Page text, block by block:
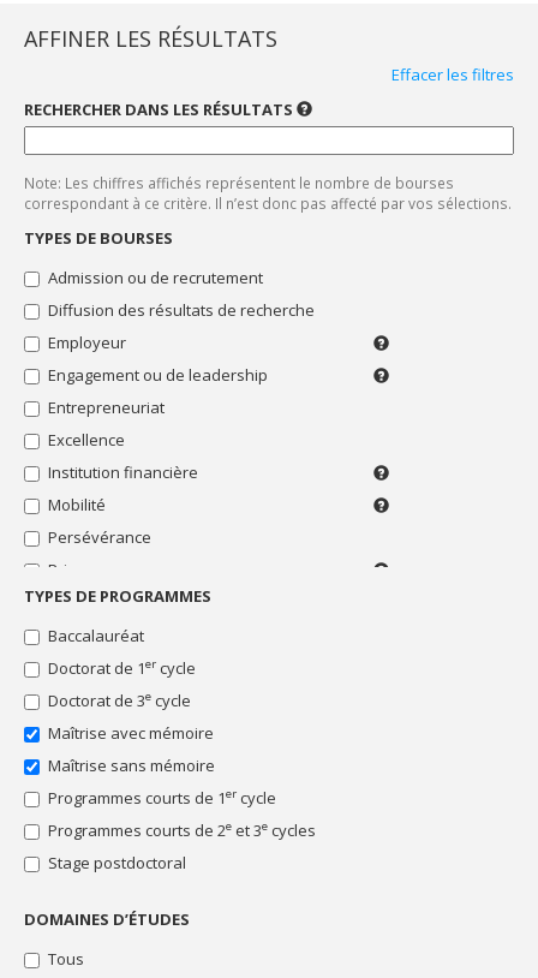
"Admission
Bourses
"Diffusion
résultats
recherche"
"Employeur"
Bourses
"Engagement
leadership"
Bourses
"Entrepreneuriat"
Bourses
"Excellence"
Bourses
Bourses
"Mobilité"
Bourses
"Persévérance"
Bourses
"Prix"
Bourses
Bourses
"Rédaction
mémoire
thèse"
AFFINER LES RÉSULTATS
Effacer les filtres
RECHERCHER DANS LES RÉSULTATS
UTILISEZ
UN
MOT-
À
LA
COMPTE.
Note: Les chiffres affichés représentent le nombre de bourses
correspondant à ce critère. Il n’est donc pas affecté par vos sélections.
TYPES DE BOURSES
Admission ou de recrutement
Diffusion des résultats de recherche
Employeur
Employeur
syndicat
de
parents)
Engagement ou de leadership
Bénévolat,
Entrepreneuriat
Excellence
Institution financière
Pour
membres
Mobilité
Déplacement
recherche,
Persévérance
Prix
Distinction
Recherche
Rédaction du mémoire ou de la thèse
Soutien financier
Stage
Thématique particulière
TYPES DE PROGRAMMES
Baccalauréat
Doctorat de 1er cycle
Doctorat de 3e cycle
Maîtrise avec mémoire
Maîtrise sans mémoire
Programmes courts de 1er cycle
Programmes courts de 2e et 3e cycles
Stage postdoctoral
DOMAINES D’ÉTUDES
Tous